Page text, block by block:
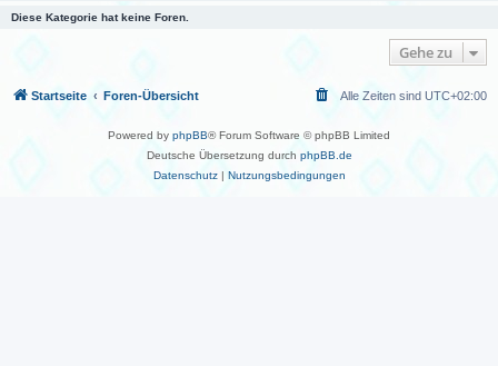
Diese Kategorie hat keine Foren.
Gehe zu
Startseite Foren-Übersicht Alle Zeiten sind UTC+02:00
Powered by phpBB® Forum Software © phpBB Limited
Deutsche Übersetzung durch phpBB.de
Datenschutz| Nutzungsbedingungen